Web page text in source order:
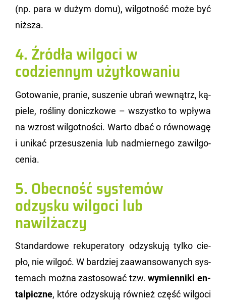
(np. para w dużym domu), wil­got­ność może być
niż­sza.
4. Źródła wilgoci w
codziennym użytkowaniu
Go­to­wa­nie, pra­nie, su­sze­nie ubrań we­wnątrz, ką­
pie­le, ro­śli­ny do­nicz­ko­we – wszyst­ko to wpły­wa
na wzrost wil­got­no­ści. Warto dbać o rów­no­wa­gę
i uni­kać prze­su­sze­nia lub nad­mier­ne­go za­wil­go­
ce­nia.
5. Obecność systemów
odzysku wilgoci lub
nawilżaczy
Stan­dar­do­we re­ku­pe­ra­to­ry od­zy­sku­ją tylko cie­
pło, nie wil­goć. W bar­dziej za­awan­so­wa­nych sys­
te­mach można za­sto­so­wać tzw.wy­mien­ni­ki en­
tal­picz­ne, które od­zy­sku­ją rów­nież część wil­go­ci